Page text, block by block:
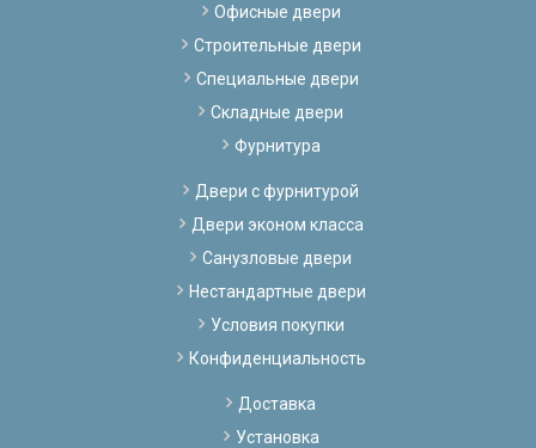
Офисные двери
Строительные двери
Специальные двери
Складные двери
Фурнитура
Двери с фурнитурой
Двери эконом класса
Санузловые двери
Нестандартные двери
Условия покупки
Конфиденциальность
Доставка
Установка